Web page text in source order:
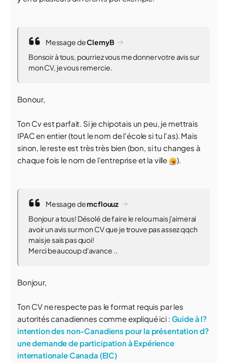
Message deClemyB
Bonsoir à tous, pourriez vous me donner votre avis sur
mon CV, je vous remercie.
Bonour,
Ton Cv est parfait. Si je chipotais un peu, je mettrais
IPAC en entier (tout le nom de l'école si tu l'as). Mais
sinon, le reste est très très bien (bon, si tu changes à
chaque fois le nom de l'entreprise et la ville
).
Message demcflouuz
Bonjour a tous! Désolé de faire le relou mais j'aimerai
avoir un avis sur mon CV que je trouve pas assez qqch
mais je sais pas quoi!
Merci beaucoup d'avance ..
Bonjour,
Ton CV ne respecte pas le format requis par les
autorités canadiennes comme expliqué ici : Guide à l?
intention des non-Canadiens pour la présentation d?
une demande de participation à Expérience
internationale Canada (EIC)